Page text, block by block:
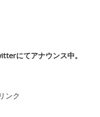
にてアナウンス中。
ンク